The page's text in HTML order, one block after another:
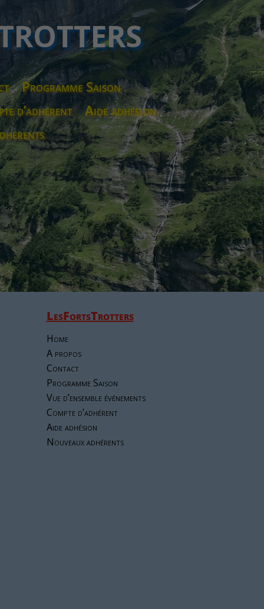
Programme Saison
d’adhérent
Aide adhésion
LesFortsTrotters
Home
A propos
Contact
Programme Saison
Vue d’ensemble événements
Compte d’adhérent
Aide adhésion
Nouveaux adhérents